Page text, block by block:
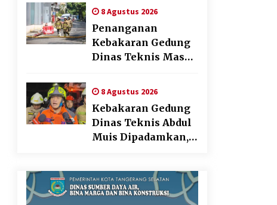
AFF 2026
8 Agustus 2026
Penanganan
Kebakaran Gedung
Dinas Teknis Masuk
Ada Korban Jiwa
8 Agustus 2026
Kebakaran Gedung
Dinas Teknis Abdul
Muis Dipadamkan,